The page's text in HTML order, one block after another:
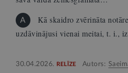
A
Kā skaidro zvērināta
uzdāvinājusi vienai meitai, t. i.,
30.04.2026. RELĪZE Autors: